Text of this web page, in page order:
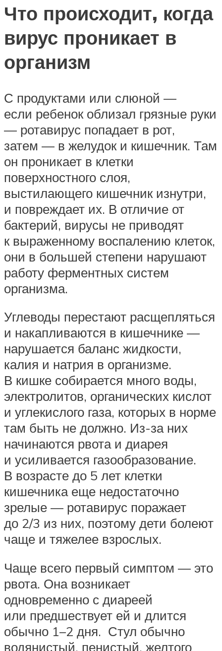
Что происходит, когда
вирус проникает в
организм
С продуктами или слюной —
если ребенок облизал грязные руки
— ротавирус попадает в рот,
затем — в желудок и кишечник. Там
он проникает в клетки
поверхностного слоя,
выстилающего кишечник изнутри,
и повреждает их. В отличие от
бактерий, вирусы не приводят
к выраженному воспалению клеток,
они в большей степени нарушают
работу ферментных систем
организма.
Углеводы перестают расщепляться
и накапливаются в кишечнике —
нарушается баланс жидкости,
калия и натрия в организме.
В кишке собирается много воды,
электролитов, органических кислот
и углекислого газа, которых в норме
там быть не должно. Из-за них
начинаются рвота и диарея
и усиливается газообразование.
В возрасте до 5 лет клетки
кишечника еще недостаточно
зрелые — ротавирус поражает
до 2/3 из них, поэтому дети болеют
чаще и тяжелее взрослых.
Чаще всего первый симптом — это
рвота. Она возникает
одновременно с диареей
или предшествует ей и длится
обычно 1–2 дня. Стул обычно
водянистый, пенистый, желтого